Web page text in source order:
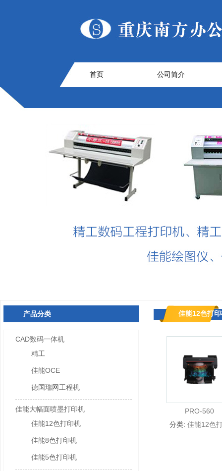
首页 公司简介
产品分类
CAD数码一体机
精工
佳能OCE
德国瑞网工程机
佳能大幅面喷墨打印机
佳能12色打印机
佳能8色打印机
佳能5色打印机
佳能12色打
PRO-560
分类: 佳能12色